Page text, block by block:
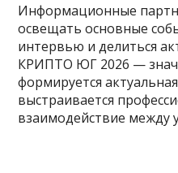
Информационные
освещать основные
интервью и делиться
КРИПТО ЮГ 2026 —
формируется
выстраивается
взаимодействие между